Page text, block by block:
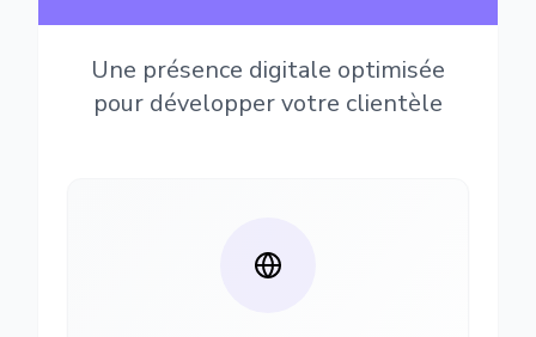
Une présence digitale optimisée
pour développer votre clientèle